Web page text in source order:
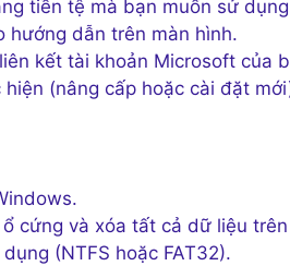
tiền tệ mà bạn muốn sử
hướng dẫn trên màn hình.
kết tài khoản Microsoft của
(nâng cấp hoặc cài đặt
cứng và xóa tất cả dữ liệu
(NTFS hoặc FAT32).